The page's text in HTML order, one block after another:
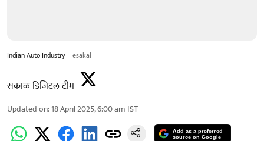
Indian Auto Industry esakal
सकाळ डिजिटल टीम
Updated on:18 April 2025, 6:00 am IST
Add as a preferred
source on Google